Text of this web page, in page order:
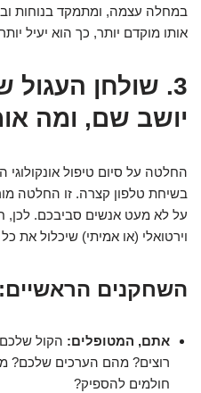
במחלה עצמה, ומתמקד בנוחות
אותו מוקדם יותר, כך הוא יעיל
3. שולחן העגול
יושב שם, ומה
החלטה על סיום טיפול
בשיחת טלפון קצרה. זו החלטה
על לא מעט אנשים סביבכם. לכן,
וירטואלי (או אמיתי) שיכלול את
השחקנים הראשיים:
אתם, המטופלים: הקול
רוצים? מהם הערכים
חולמים להספיק?